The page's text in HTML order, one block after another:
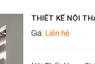
THIẾT KẾ NỘI
Giá: Liên hệ